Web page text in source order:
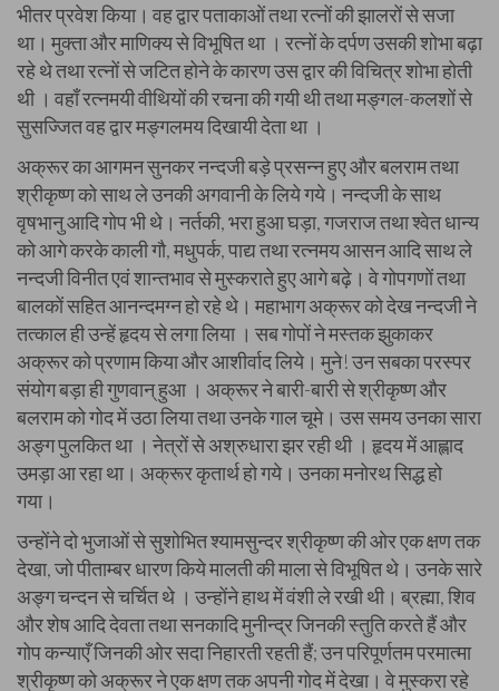
भीतर प्रवेश किया। वह द्वार पताकाओं तथा रत्नों की झालरों से सजा
था। मुक्ता और माणिक्य से विभूषित था । रत्नों के दर्पण उसकी शोभा बढ़ा
रहे थे तथा रत्नों से जटित होने के कारण उस द्वार की विचित्र शोभा होती
थी । वहाँ रत्नमयी वीथियों की रचना की गयी थी तथा मङ्गल-कलशों से
सुसज्जित वह द्वार मङ्गलमय दिखायी देता था ।
अक्रूर का आगमन सुनकर नन्दजी बड़े प्रसन्न हुए और बलराम तथा
श्रीकृष्ण को साथ ले उनकी अगवानी के लिये गये। नन्दजी के साथ
वृषभानु आदि गोप भी थे। नर्तकी, भरा हुआ घड़ा, गजराज तथा श्वेत धान्य
को आगे करके काली गौ, मधुपर्क, पाद्य तथा रत्नमय आसन आदि साथ ले
नन्दजी विनीत एवं शान्तभाव से मुस्कराते हुए आगे बढ़े। वे गोपगणों तथा
बालकों सहित आनन्दमग्न हो रहे थे। महाभाग अक्रूर को देख नन्दजी ने
तत्काल ही उन्हें हृदय से लगा लिया । सब गोपों ने मस्तक झुकाकर
अक्रूर को प्रणाम किया और आशीर्वाद लिये। मुने! उन सबका परस्पर
संयोग बड़ा ही गुणवान् हुआ । अक्रूर ने बारी-बारी से श्रीकृष्ण और
बलराम को गोद में उठा लिया तथा उनके गाल चूमे। उस समय उनका सारा
अङ्ग पुलकित था । नेत्रों से अश्रुधारा झर रही थी । हृदय में आह्लाद
उमड़ा आ रहा था। अक्रूर कृतार्थ हो गये। उनका मनोरथ सिद्ध हो
गया।
उन्होंने दो भुजाओं से सुशोभित श्यामसुन्दर श्रीकृष्ण की ओर एक क्षण तक
देखा, जो पीताम्बर धारण किये मालती की माला से विभूषित थे। उनके सारे
अङ्ग चन्दन से चर्चित थे । उन्होंने हाथ में वंशी ले रखी थी। ब्रह्मा, शिव
और शेष आदि देवता तथा सनकादि मुनीन्द्र जिनकी स्तुति करते हैं और
गोप कन्याएँ जिनकी ओर सदा निहारती रहती हैं; उन परिपूर्णतम परमात्मा
श्रीकृष्ण को अक्रूर ने एक क्षण तक अपनी गोद में देखा। वे मुस्करा रहे